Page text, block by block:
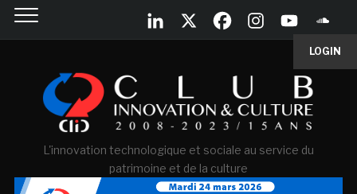
LOGIN
L'innovation technologique et sociale au service du
patrimoine et de la culture